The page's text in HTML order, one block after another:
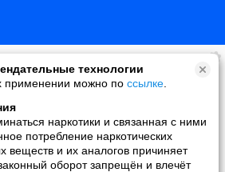
технологии
применении можно по ссылке
наркотики и связанная с ними
потребление наркотических
веществ и их аналогов причиняет
оборот запрещён и влечёт